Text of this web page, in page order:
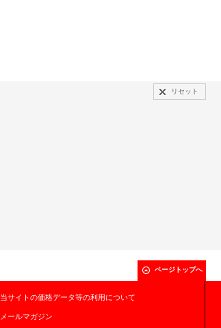
リセット
ページトップへ
当サイトの価格データ等の利用について
メールマガジン